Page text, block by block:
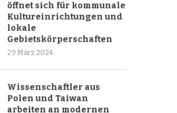
öffnet sich für kommunale
Kultureinrichtungen und
lokale
Gebietskörperschaften
29 März 2024
Wissenschaftler aus
Polen und Taiwan
arbeiten an modernen